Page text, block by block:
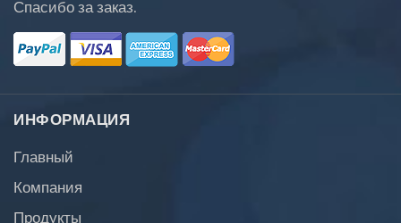
Спасибо за заказ.
ИНФОРМАЦИЯ
Главный
Компания
Продукты